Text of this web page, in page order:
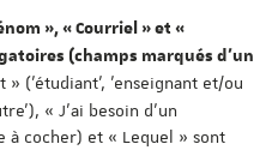
», « Courriel » et «
(champs marqués d'un
» ('étudiant', 'enseignant et/ou
« J'ai besoin d'un
à cocher) et « Lequel » sont